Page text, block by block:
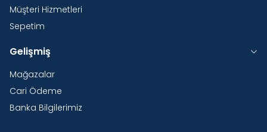
Müşteri Hizmetleri
Sepetim
Gelişmiş
Mağazalar
Cari Ödeme
Banka Bilgilerimiz